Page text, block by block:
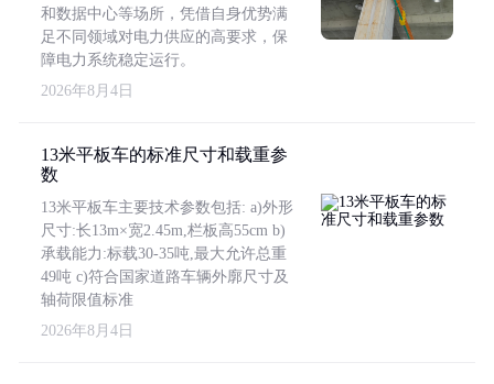
和数据中心等场所，凭借自身优势满
足不同领域对电力供应的高要求，保
障电力系统稳定运行。
2026年8月4日
13米平板车的标准尺寸和载重参
数
13米平板车主要技术参数包括: a)外形
尺寸:长13m×宽2.45m,栏板高55cm b)
承载能力:标载30-35吨,最大允许总重
49吨 c)符合国家道路车辆外廓尺寸及
轴荷限值标准
2026年8月4日